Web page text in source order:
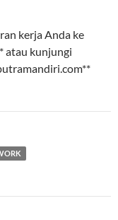
kerja Anda ke
atau kunjungi